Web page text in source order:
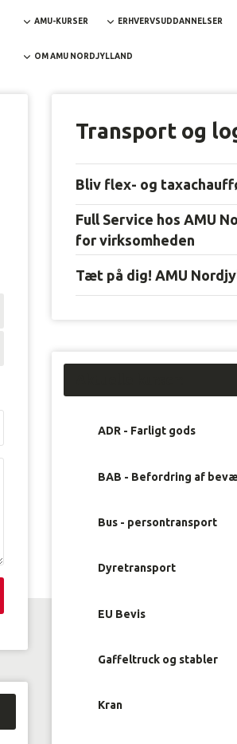
AMU-KURSER ERHVERVSUDDANNELSER
OM AMU NORDJYLLAND
Transport og
Bliv flex- og
Full Service hos AMU
for virksomheden
Tæt på dig! AMU
ADR - Farligt gods
BAB - Befordring af
Bus - persontransport
Dyretransport
EU Bevis
Gaffeltruck og stabler
Kran